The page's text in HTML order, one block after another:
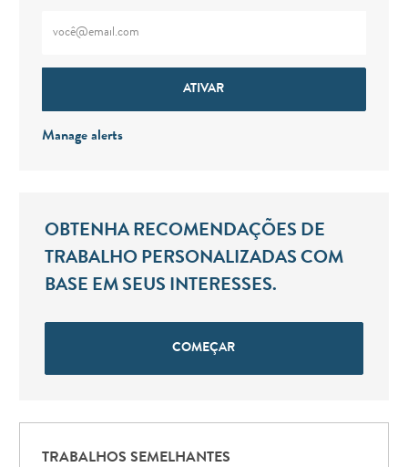
ATIVAR
Manage alerts
OBTENHA RECOMENDAÇÕES DE
TRABALHO PERSONALIZADAS COM
BASE EM SEUS INTERESSES.
COMEÇAR
TRABALHOS SEMELHANTES